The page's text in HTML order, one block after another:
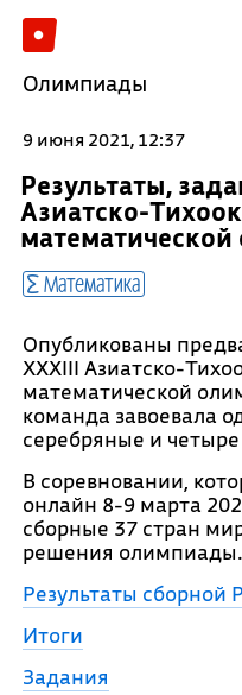
Олимпиады
9 июня 2021, 12:37
Результаты,
Азиатско-
Математика
Опубликованы
XXXIII Азиатско-
математической
команда завоевала
серебряные и
В соревновании,
онлайн 8-9 марта
сборные 37 стран
решения олимпиады.
Результаты сборной
Итоги
Задания